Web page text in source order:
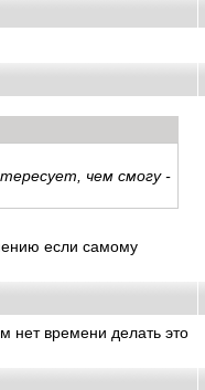
чем смогу -
если самому
нет времени делать это